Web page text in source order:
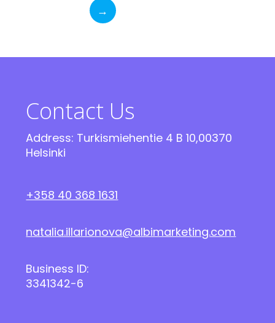
→
Contact Us
Address: Turkismiehentie 4 B 10,00370
Helsinki
+358 40 368 1631
natalia.illarionova@albimarketing.com
Business ID:
3341342-6